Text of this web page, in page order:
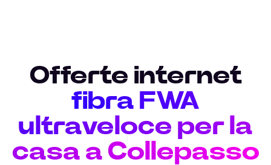
Offerte internet
fibra FWA
ultraveloce per la
casa a Collepasso